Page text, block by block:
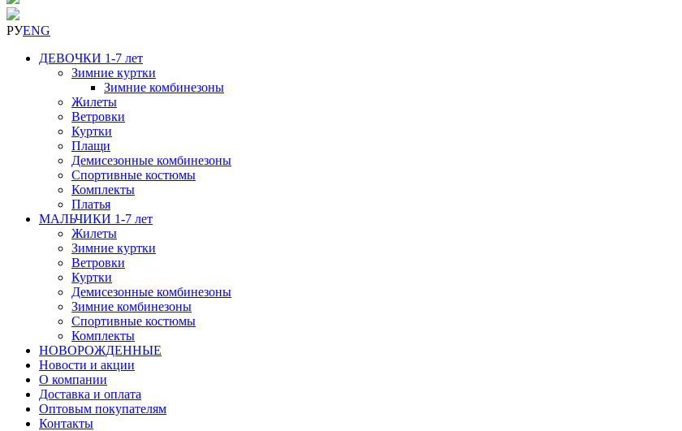
РУENG
ДЕВОЧКИ 1-7 лет
Зимние куртки
Зимние комбинезоны
Жилеты
Ветровки
Куртки
Плащи
Демисезонные комбинезоны
Спортивные костюмы
Комплекты
Платья
МАЛЬЧИКИ 1-7 лет
Жилеты
Зимние куртки
Ветровки
Куртки
Демисезонные комбинезоны
Зимние комбинезоны
Спортивные костюмы
Комплекты
НОВОРОЖДЕННЫЕ
Новости и акции
О компании
Доставка и оплата
Оптовым покупателям
Контакты